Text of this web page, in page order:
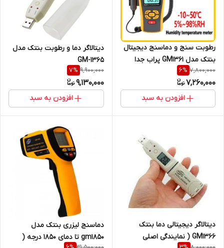
رطوبت سنج و دماسنج دیجیتال
بنتک مدل GM1361 پراب جدا
7,800,000
6%
7,260,000
افزودن به سبد
دیتالاگر دما و رطوبت بنتک مدل
GM-1365
9,900,000
7%
9,130,000
افزودن به سبد
دیتالاگر دیجیتالی دما بنتک
GM1366 ( نمایندگی اصلی
دماسنج لیزری بنتک مدل
gm1850 تا دمای 1850 درجه (